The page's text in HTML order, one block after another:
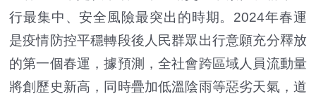
行最集中、安全風險最突出的時期。2024年春運
是疫情防控平穩轉段後人民群眾出行意願充分釋放
的第一個春運，據預測，全社會跨區域人員流動量
將創歷史新高，同時疊加低溫陰雨等惡劣天氣，道